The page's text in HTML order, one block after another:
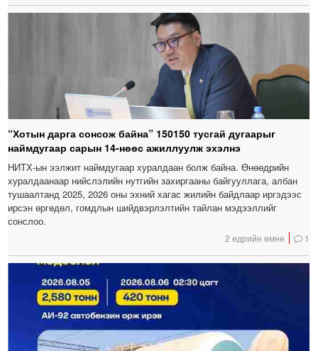
“Хотын дарга сонсож байна” 150150 тусгай дугаарыг
наймдугаар сарын 14-нөөс ажиллуулж эхэлнэ
НИТХ-ын ээлжит наймдугаар хуралдаан болж байна. Өнөөдрийн
хуралдаанаар нийслэлийн нутгийн захиргааны байгууллага, албан
тушаалтанд 2025, 2026 оны эхний хагас жилийн байдлаар иргэдээс
ирсэн өргөдөл, гомдлын шийдвэрлэлтийн тайлан мэдээллийг
сонслоо.
2 өдрийн өмнө 1